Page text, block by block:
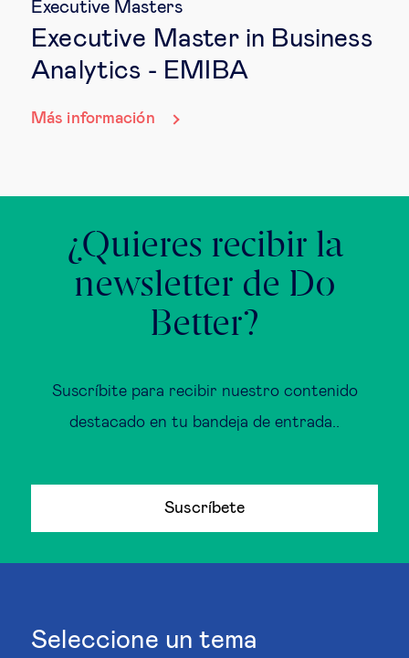
Executive Masters
Executive Master in Business
Analytics - EMIBA
Más información
¿Quieres recibir la
newsletter de Do
Better?
Suscríbite para recibir nuestro contenido
destacado en tu bandeja de entrada..
Suscríbete
Seleccione un tema